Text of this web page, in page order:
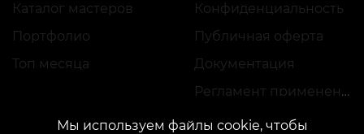
Каталог мастеров
Портфолио
Топ месяца
Конфиденциальность
Публичная оферта
Документация
Регламент применения акций
Мы используем файлы cookie, чтобы